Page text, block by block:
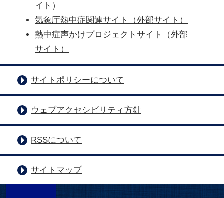
イト）
気象庁熱中症関連サイト（外部サイト）
熱中症声かけプロジェクトサイト（外部
サイト）
サイトポリシーについて
ウェブアクセシビリティ方針
RSSについて
サイトマップ